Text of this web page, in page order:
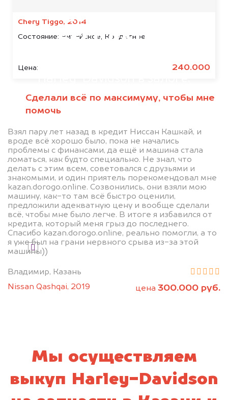
Chery Tiggo, 2014
Состояние: Китайское, Кредитное
Цена: 240.000
Сделали всё по максимуму, чтобы мне
помочь
Взял пару лет назад в кредит Ниссан Кашкай, и
вроде всё хорошо было, пока не начались
проблемы с финансами, да ещё и машина стала
ломаться, как будто специально. Не знал, что
делать с этим всем, советовался с друзьями и
знакомыми, и один приятель порекомендовал мне
kazan.dorogo.online. Созвонились, они взяли мою
машину, как-то там всё быстро оценили,
предложили адекватную цену и вообще сделали
всё, чтобы мне было легче. В итоге я избавился от
кредита, который меня грыз до последнего.
Спасибо kazan.dorogo.online, реально помогли, а то
я уже был на грани нервного срыва из-за этой
машины))
Владимир, Казань
Nissan Qashqai, 2019
цена 300.000 руб.
абсолютно
БЕСПЛАТНО
Узнайте стоимость автомобиля
Мы купим ваше авто на 20.000 руб.
дороже, чем предлагают на
Узнать стоимость
Я даю согласие на обработку своих
политикой конфиденциальности
Мы осуществляем
выкуп Harley-Davidson